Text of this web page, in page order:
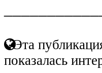
Эта
показалась